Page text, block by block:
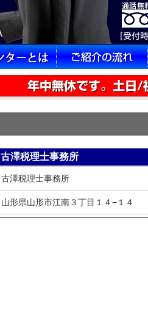
古澤税理士事務所
古澤税理士事務所
山形県山形市江南３丁目１４−１４